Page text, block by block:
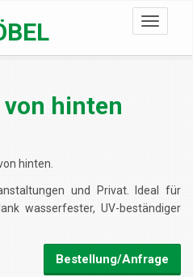
Toggle
hinten
und Privat. Ideal für
wasserfester, UV-beständiger
Bestellung/Anfrage